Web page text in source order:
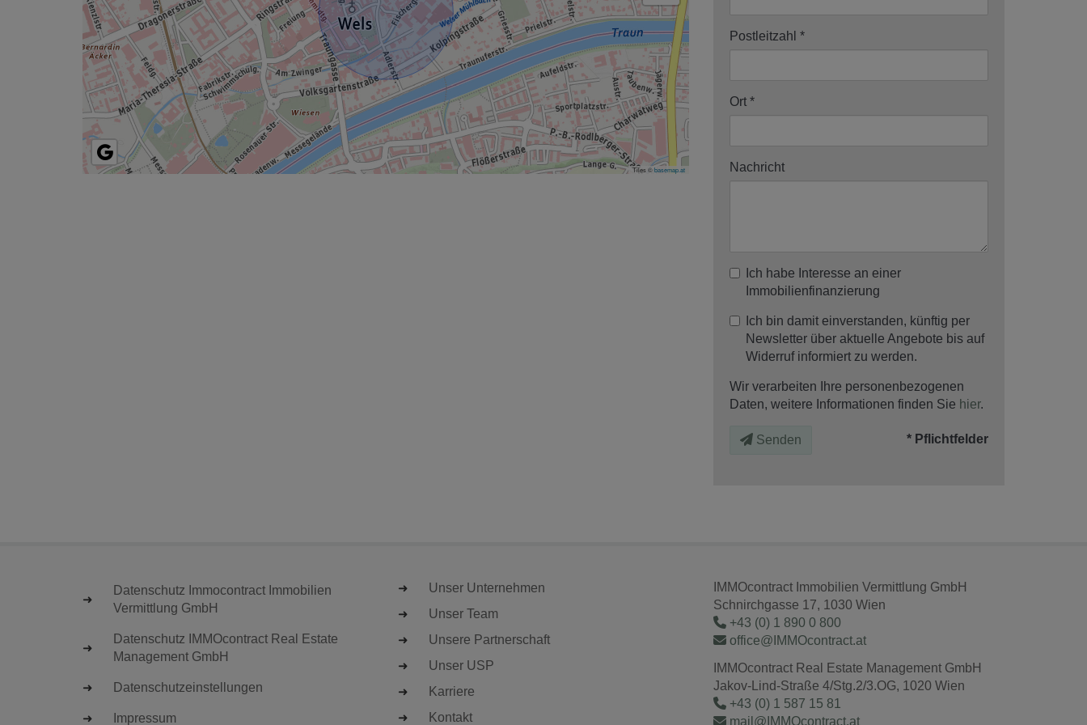
Tiles ©basemap.at
Postleitzahl
Ort
Nachricht
Ich habe Interesse an einer
Immobilienfinanzierung
Ich bin damit einverstanden, künftig per
Newsletter über aktuelle Angebote bis auf
Widerruf informiert zu werden.
Wir verarbeiten Ihre personenbezogenen
Daten, weitere Informationen finden Sie hier.
Senden * Pflichtfelder
Datenschutz Immocontract Immobilien
Vermittlung GmbH
Datenschutz IMMOcontract Real Estate
Management GmbH
Datenschutzeinstellungen
Impressum
Unser Unternehmen
Unser Team
Unsere Partnerschaft
Unser USP
Karriere
Kontakt
IMMOcontract Immobilien Vermittlung GmbH
Schnirchgasse 17, 1030 Wien
+43 (0) 1 890 0 800
office@IMMOcontract.at
IMMOcontract Real Estate Management GmbH
Jakov-Lind-Straße 4/Stg.2/3.OG, 1020 Wien
+43 (0) 1 587 15 81
mail@IMMOcontract.at